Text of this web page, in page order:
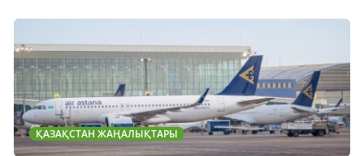
ҚАЗАҚСТАН ЖАҢАЛЫҚТАРЫ